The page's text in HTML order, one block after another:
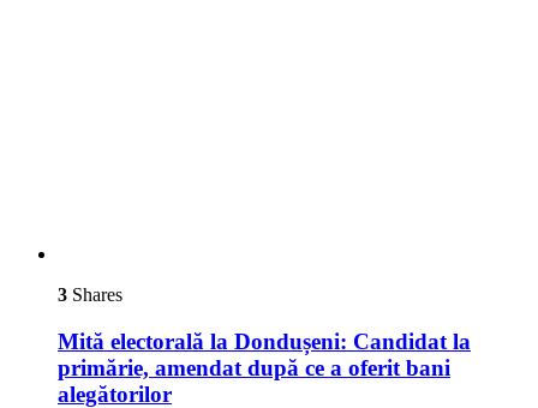
3 Shares
Mită electorală la Dondușeni: Candidat la
primărie, amendat după ce a oferit bani
alegătorilor